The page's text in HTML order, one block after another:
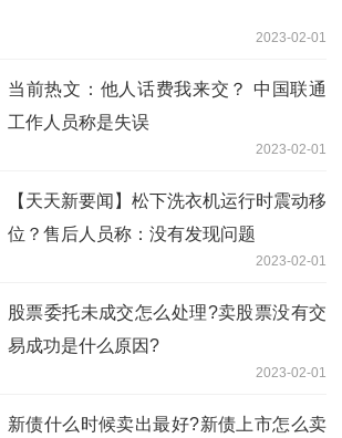
2023-02-01
当前热文：他人话费我来交？ 中国联通
工作人员称是失误
2023-02-01
【天天新要闻】松下洗衣机运行时震动移
位？售后人员称：没有发现问题
2023-02-01
股票委托未成交怎么处理?卖股票没有交
易成功是什么原因?
2023-02-01
新债什么时候卖出最好?新债上市怎么卖